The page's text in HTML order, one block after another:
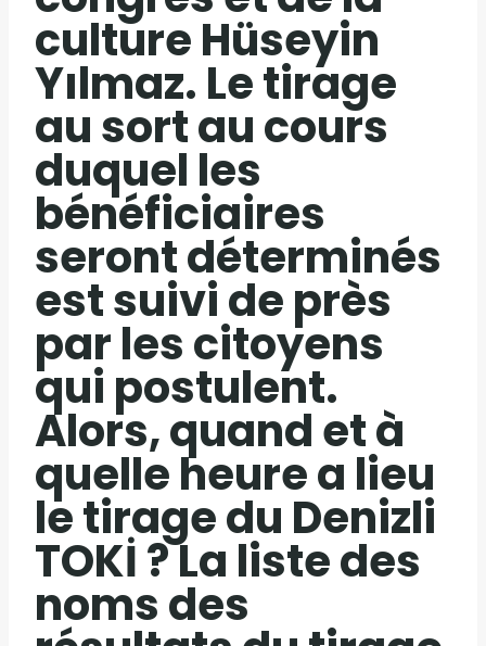
culture Hüseyin
Yılmaz. Le tirage
au sort au cours
duquel les
bénéficiaires
seront déterminés
est suivi de près
par les citoyens
qui postulent.
Alors, quand et à
quelle heure a lieu
le tirage du Denizli
TOKİ ? La liste des
noms des